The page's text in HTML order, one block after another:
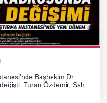
Başhekim Dr.
Turan Özdemir, Şahin